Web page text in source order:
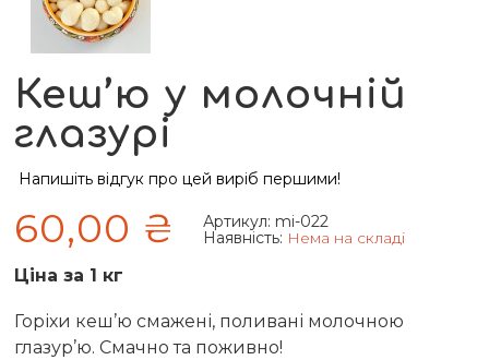
Кеш’ю у молочній
глазурі
Напишіть відгук про цей виріб першими!
60,00 ₴ Артикул: mi-022
Наявність: Нема на складі
Ціна за 1 кг
Горіхи кеш’ю смажені, поливані молочною
глазур’ю. Смачно та поживно!